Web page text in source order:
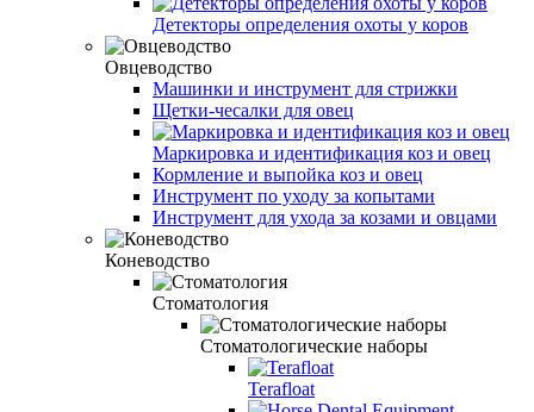
Детекторы определения охоты у коров
Овцеводство
Машинки и инструмент для стрижки
Щетки-чесалки для овец
Маркировка и идентификация коз и овец
Кормление и выпойка коз и овец
Инструмент по уходу за копытами
Инструмент для ухода за козами и овцами
Коневодство
Стоматология
Стоматологические наборы
Terafloat